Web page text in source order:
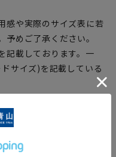
感や実際のサイズ表に若
めご了承ください。
記載しております。一
サイズ)を記載している
また撮影時の室内外の光
色味が異なる場合がござ
共有しております関係